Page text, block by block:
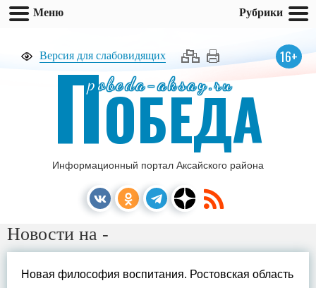
Версия для слабовидящих 16+
pobeda-aksay.ru
ПОБЕДА
Информационный портал Аксайского района
Новости на -
Новая философия воспитания. Ростовская область
Меню Рубрики